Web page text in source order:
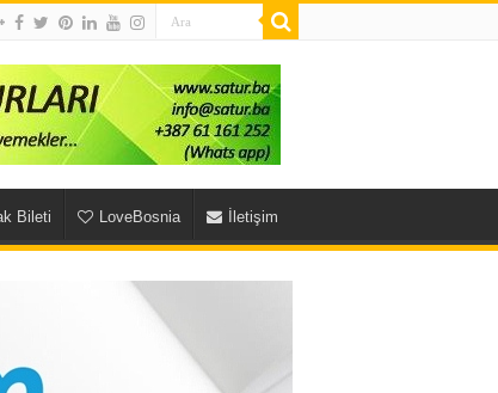
Bileti LoveBosnia İletişim